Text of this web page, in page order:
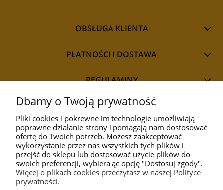
OBSŁUGA KLIENTA
PŁATNOŚCI I DOSTAWA
REGULAMINY
STYL
PRZEZNACZENIE
Dbamy o Twoją prywatność
Pliki cookies i pokrewne im technologie umożliwiają
poprawne działanie strony i pomagają nam dostosować
ofertę do Twoich potrzeb. Możesz zaakceptować
wykorzystanie przez nas wszystkich tych plików i
przejść do sklepu lub dostosować użycie plików do
swoich preferencji, wybierając opcję "Dostosuj zgody".
Więcej o plikach cookies przeczytasz w naszej Polityce
prywatności.